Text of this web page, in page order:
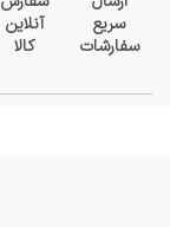
سریع
سفارشات
آنلاین
کالا